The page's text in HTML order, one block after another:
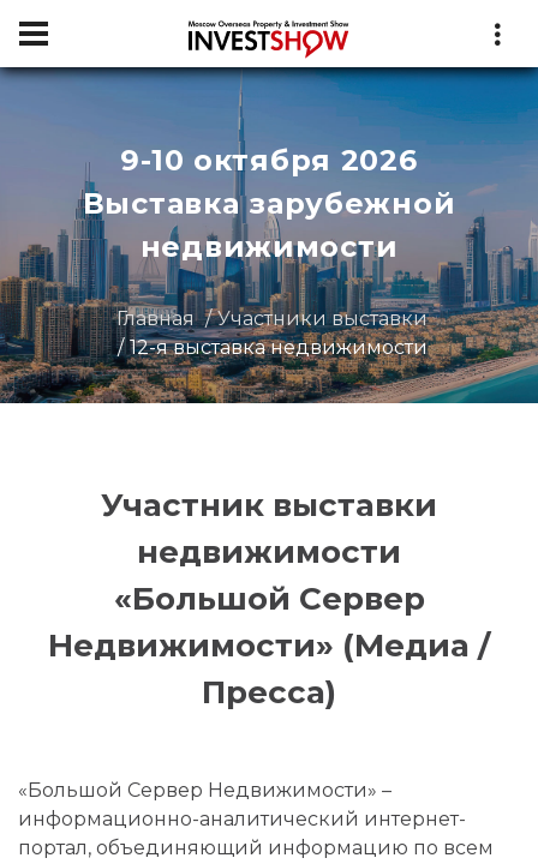
9-10 октября 2026
Выставка зарубежной
недвижимости
Главная
Участники выставки
12-я выставка недвижимости
Участник выставки
недвижимости
«Большой Сервер
Недвижимости» (Медиа /
Пресса)
«Большой Сервер Недвижимости» –
информационно-аналитический интернет-
портал, объединяющий информацию по всем